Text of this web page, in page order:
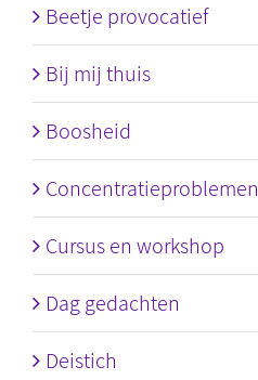
Beetje provocatief
Bij mij thuis
Boosheid
Concentratieproblemen
Cursus en workshop
Dag gedachten
Deistich